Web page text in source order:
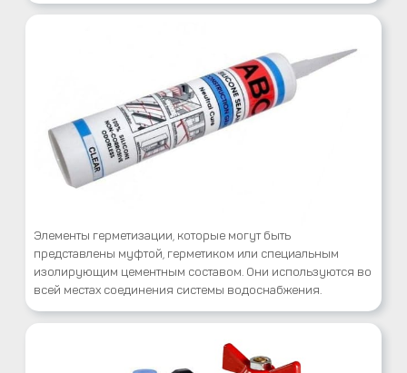
Элементы герметизации, которые могут быть
представлены муфтой, герметиком или специальным
изолирующим цементным составом. Они используются во
всей местах соединения системы водоснабжения.